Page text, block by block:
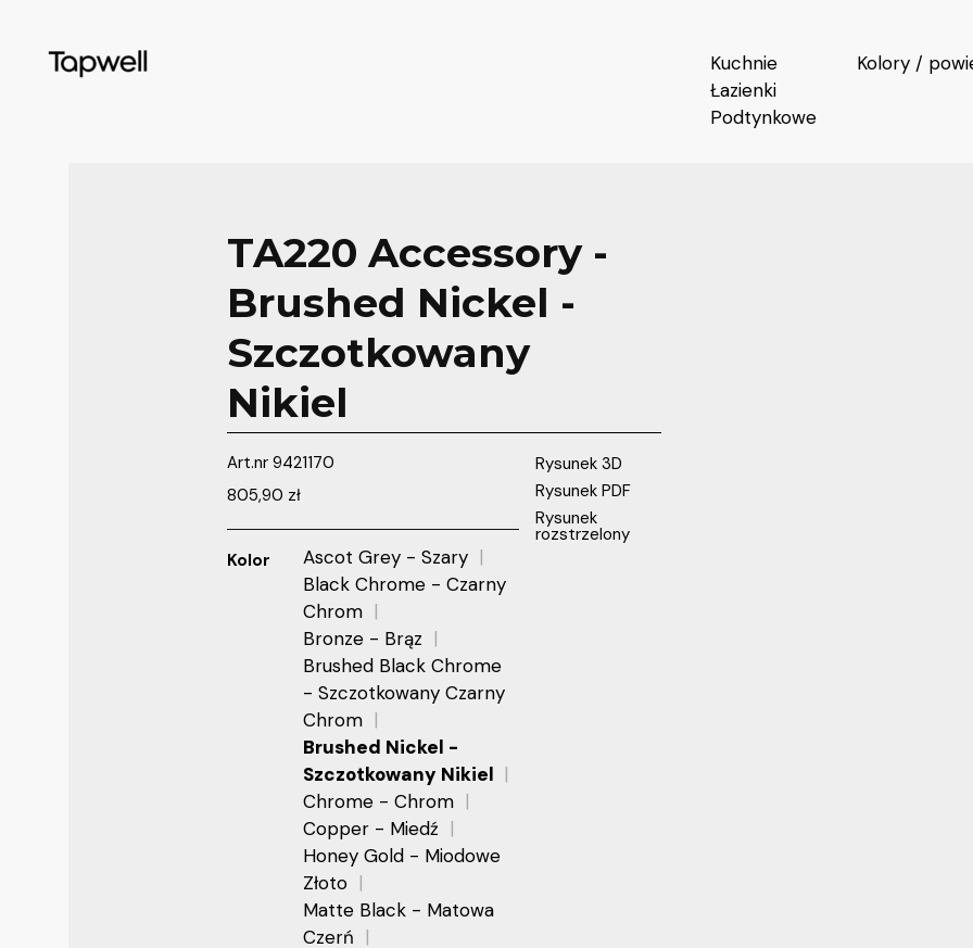
Kuchnie
Łazienki
Podtynkowe
Kolory /
TA220 Accessory -
Brushed Nickel -
Szczotkowany
Nikiel
Art.nr9421170
805,90 zł
Kolor
Ascot Grey - Szary
Black Chrome - Czarny
Chrom
Bronze - Brąz
Brushed Black Chrome
- Szczotkowany Czarny
Chrom
Brushed Nickel -
Szczotkowany Nikiel
Chrome - Chrom
Copper - Miedź
Honey Gold - Miodowe
Złoto
Matte Black - Matowa
Czerń
Rysunek 3D
Rysunek PDF
Rysunek
rozstrzelony